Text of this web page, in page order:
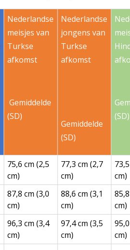
Nederlandse
meisjes van
Turkse
afkomst
Gemiddelde
(SD)
Nederlandse
jongens van
Turkse
afkomst
Gemiddelde
(SD)
(SD)
75,6 cm (2,5
cm)
77,3 cm (2,7
cm)
cm)
87,8 cm (3,0
cm)
88,6 cm (3,1
cm)
cm)
96,3 cm (3,4
cm)
97,4 cm (3,5
cm)
cm)